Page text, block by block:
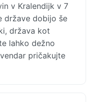
v Kralendijk v 7
države dobijo še
država kot
lahko dežno
pričakujte